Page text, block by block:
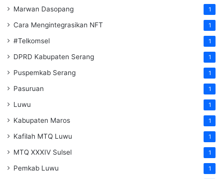
Marwan Dasopang 1
Cara Mengintegrasikan NFT 1
#Telkomsel 1
DPRD Kabupaten Serang 1
Puspemkab Serang 1
Pasuruan 1
Luwu 1
Kabupaten Maros 1
Kafilah MTQ Luwu 1
MTQ XXXIV Sulsel 1
Pemkab Luwu 1